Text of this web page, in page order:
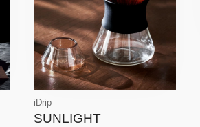
iDrip
SUNLIGHT